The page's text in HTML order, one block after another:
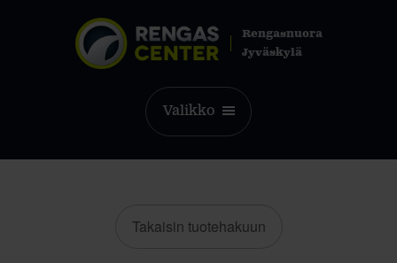
Rengasnuora
Jyväskylä
Valikko
Takaisin tuotehakuun